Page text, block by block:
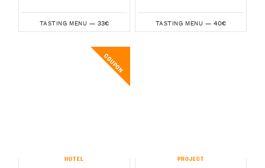
TASTING MENU — 33€ TASTING MENU — 40€
COUPON
HOTEL PROJECT